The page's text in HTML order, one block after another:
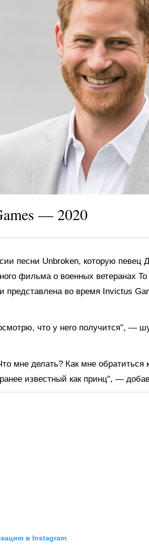
— 2020
песни Unbroken, которую
фильма о военных ветеранах
представлена во время Invictus
что у него получится", —
мне делать? Как мне обратиться
известный как принц", —
в Instagram